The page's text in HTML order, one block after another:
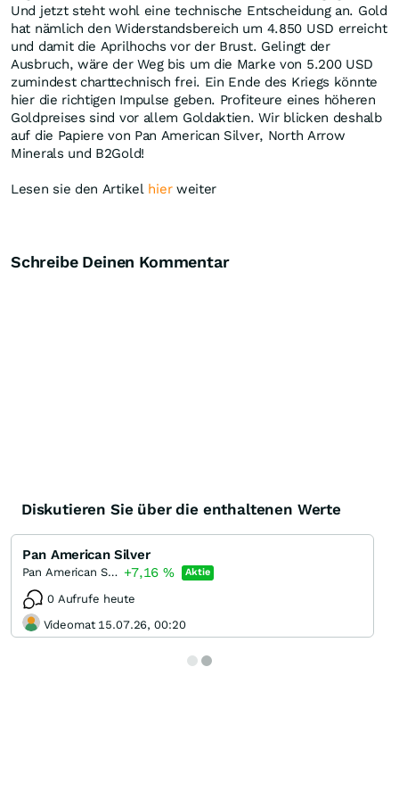
Und jetzt steht wohl eine technische Entscheidung an. Gold
hat nämlich den Widerstandsbereich um 4.850 USD erreicht
und damit die Aprilhochs vor der Brust. Gelingt der
Ausbruch, wäre der Weg bis um die Marke von 5.200 USD
zumindest charttechnisch frei. Ein Ende des Kriegs könnte
hier die richtigen Impulse geben. Profiteure eines höheren
Goldpreises sind vor allem Goldaktien. Wir blicken deshalb
auf die Papiere von Pan American Silver, North Arrow
Minerals und B2Gold!
Lesen sie den Artikel hierweiter
Schreibe Deinen Kommentar
Diskutieren Sie über die enthaltenen Werte
Pan American Silver
Pan American Silver +7,16% Aktie
0 Aufrufe heute
Videomat 15.07.26, 00:20